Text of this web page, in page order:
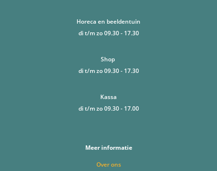
Horeca en beeldentuin
di t/m zo 09.30 - 17.30
Shop
di t/m zo 09.30 - 17.30
Kassa
di t/m zo 09.30 - 17.00
Meer informatie
Over ons